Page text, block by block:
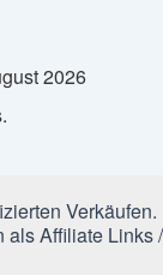
2026
Verkäufen.
als Affiliate Links /